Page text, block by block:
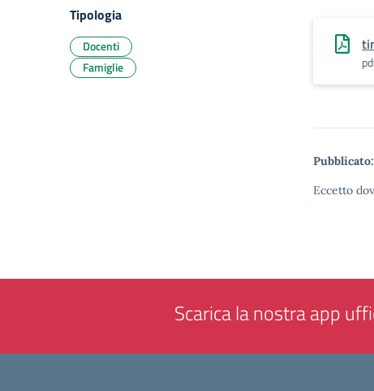
Pubblicato:
Eccetto
Tipologia
Docenti
Famiglie
Scarica la nostra app